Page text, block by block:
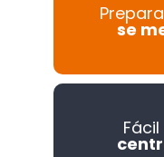
se